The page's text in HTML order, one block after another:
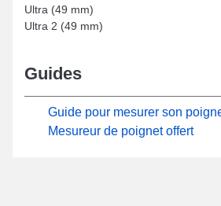
Ultra (49 mm)
Ultra 2 (49 mm)
Guides
Guide pour mesurer son
Mesureur de poignet offert